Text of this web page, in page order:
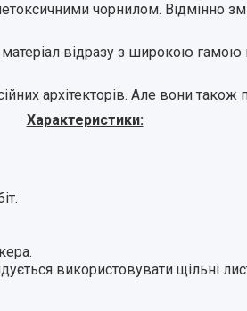
чорнилом. Відмінно
відразу з широкою гамою
архітекторів. Але вони
Характеристики:
використовувати щільні